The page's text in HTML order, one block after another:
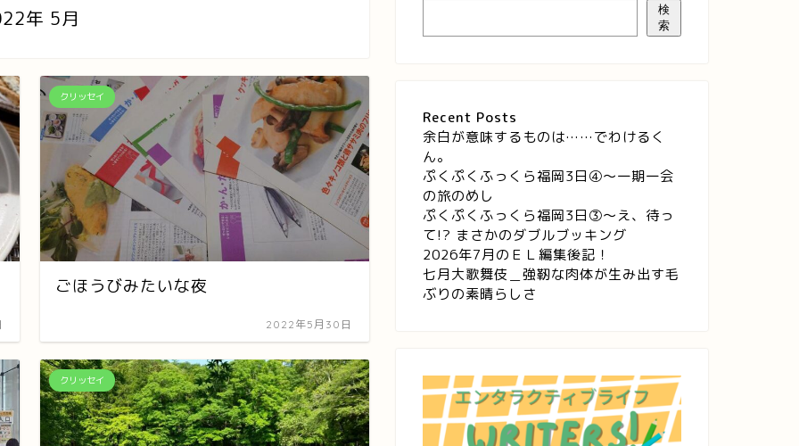
年 5月
クリッセイ
ごほうびみたいな夜
2022年5月30日
クリッセイ
検
索
Recent Posts
余白が意味するものは……でわけるく
ん。
ぷくぷくふっくら福岡3日④～一期一会
の旅のめし
ぷくぷくふっくら福岡3日③～え、待っ
て!? まさかのダブルブッキング
2026年7月のＥＬ編集後記！
七月大歌舞伎＿強靭な肉体が生み出す毛
ぶりの素晴らしさ